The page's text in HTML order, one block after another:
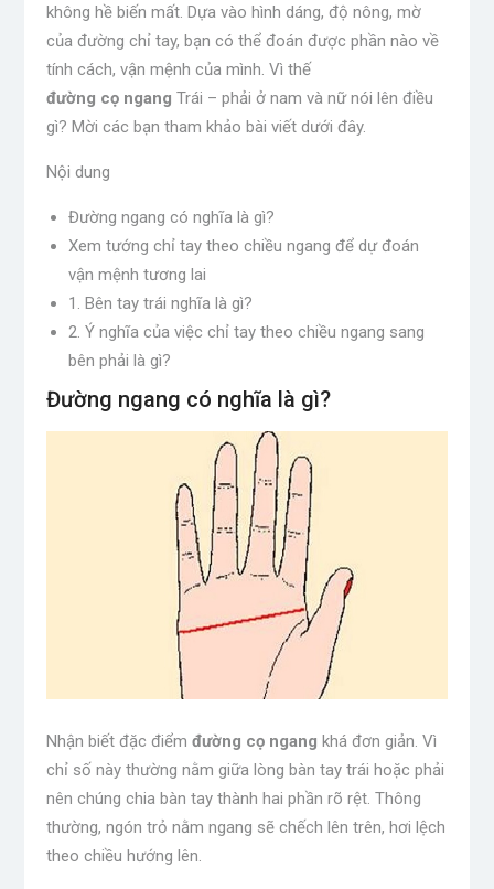
không hề biến mất. Dựa vào hình dáng, độ nông, mờ
của đường chỉ tay, bạn có thể đoán được phần nào về
tính cách, vận mệnh của mình. Vì thế
đường cọ ngang Trái – phải ở nam và nữ nói lên điều
gì? Mời các bạn tham khảo bài viết dưới đây.
Nội dung
Đường ngang có nghĩa là gì?
Xem tướng chỉ tay theo chiều ngang để dự đoán
vận mệnh tương lai
1. Bên tay trái nghĩa là gì?
2. Ý nghĩa của việc chỉ tay theo chiều ngang sang
bên phải là gì?
Đường ngang có nghĩa là gì?
Nhận biết đặc điểm đường cọ ngang khá đơn giản. Vì
chỉ số này thường nằm giữa lòng bàn tay trái hoặc phải
nên chúng chia bàn tay thành hai phần rõ rệt. Thông
thường, ngón trỏ nằm ngang sẽ chếch lên trên, hơi lệch
theo chiều hướng lên.